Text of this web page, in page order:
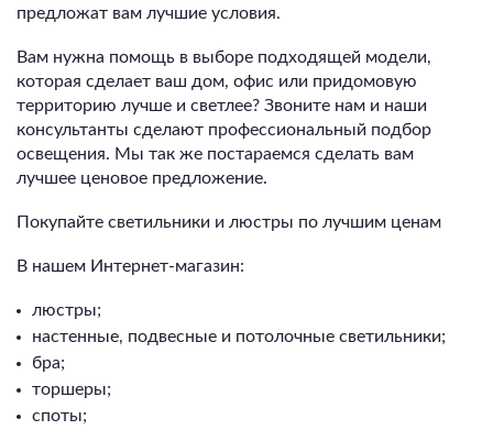
предложат вам лучшие условия.
Вам нужна помощь в выборе подходящей модели,
которая сделает ваш дом, офис или придомовую
территорию лучше и светлее? Звоните нам и наши
консультанты сделают профессиональный подбор
освещения. Мы так же постараемся сделать вам
лучшее ценовое предложение.
Покупайте светильники и люстры по лучшим ценам
В нашем Интернет-магазин:
люстры;
настенные, подвесные и потолочные светильники;
бра;
торшеры;
споты;